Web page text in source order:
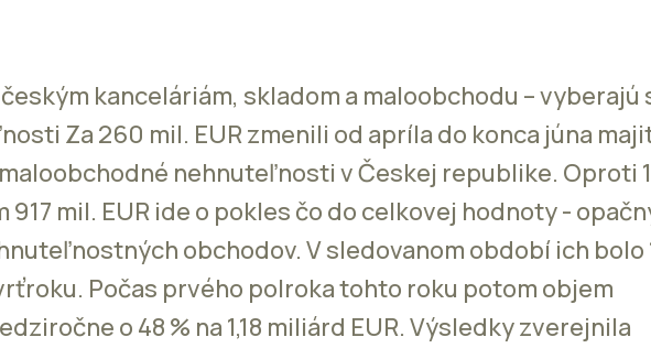
kanceláriám, skladom a maloobchodu – vyberajú
Za 260 mil. EUR zmenili od apríla do konca júna
nehnuteľnosti v Českej republike. Oproti
mil. EUR ide o pokles čo do celkovej hodnoty -
obchodov. V sledovanom období ich bolo
Počas prvého polroka tohto roku potom objem
o 48 % na 1,18 miliárd EUR. Výsledky zverejnila